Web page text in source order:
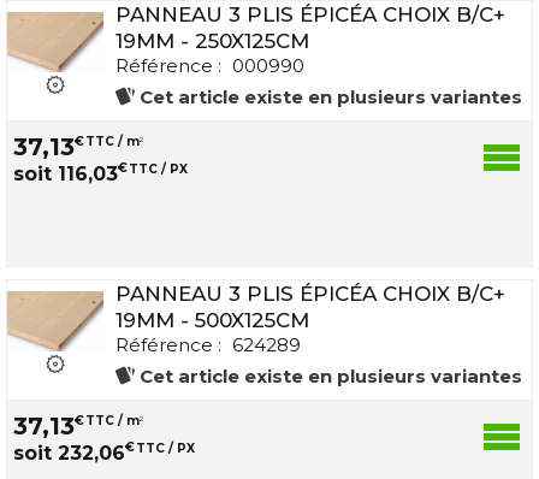
PANNEAU 3 PLIS ÉPICÉA CHOIX B/C+
19MM - 250X125CM
Référence : 000990
Cet article existe en plusieurs variantes
37,13€TTC / m2
soit 116,03€TTC / PX
PANNEAU 3 PLIS ÉPICÉA CHOIX B/C+
19MM - 500X125CM
Référence : 624289
Cet article existe en plusieurs variantes
37,13€TTC / m2
soit 232,06€TTC / PX